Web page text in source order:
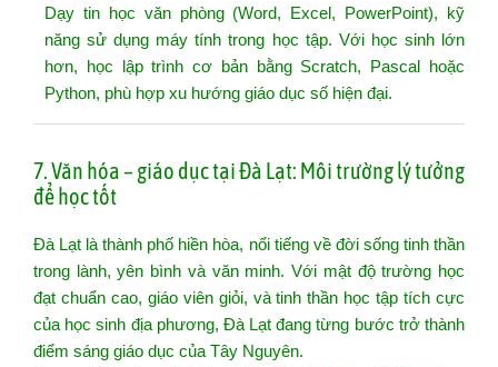
Dạy tin học văn phòng (Word, Excel, PowerPoint), kỹ
năng sử dụng máy tính trong học tập. Với học sinh lớn
hơn, học lập trình cơ bản bằng Scratch, Pascal hoặc
Python, phù hợp xu hướng giáo dục số hiện đại.
7. Văn hóa – giáo dục tại Đà Lạt: Môi trường lý tưởng
để học tốt
Đà Lạt là thành phố hiền hòa, nổi tiếng về đời sống tinh thần
trong lành, yên bình và văn minh. Với mật độ trường học
đạt chuẩn cao, giáo viên giỏi, và tinh thần học tập tích cực
của học sinh địa phương, Đà Lạt đang từng bước trở thành
điểm sáng giáo dục của Tây Nguyên.